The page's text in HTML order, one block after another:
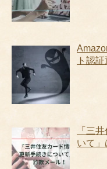
ト認
「三
いて」